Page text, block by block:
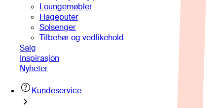
Loungemøbler
Hageputer
Solsenger
Tilbehør og vedlikehold
Salg
Inspirasjon
Nyheter
Kundeservice